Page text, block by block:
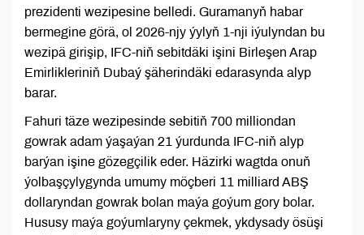
prezidenti wezipesine belledi. Guramanyň habar
bermegine görä, ol 2026-njy ýylyň 1-nji iýulyndan bu
wezipä girişip, IFC-niň sebitdäki işini Birleşen Arap
Emirlikleriniň Dubaý şäherindäki edarasynda alyp
barar.
Fahuri täze wezipesinde sebitiň 700 milliondan
gowrak adam ýaşaýan 21 ýurdunda IFC-niň alyp
barýan işine gözegçilik eder. Häzirki wagtda onuň
ýolbaşçylygynda umumy möçberi 11 milliard ABŞ
dollaryndan gowrak bolan maýa goýum gory bolar.
Hususy maýa goýumlaryny çekmek, ykdysady ösüşi